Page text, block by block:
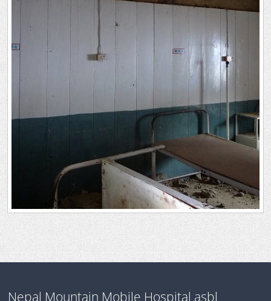
Nepal Mountain Mobile Hospital asbl